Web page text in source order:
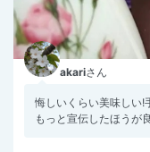
akariさん
悔しいくらい美味しい!
もっと宣伝したほうが